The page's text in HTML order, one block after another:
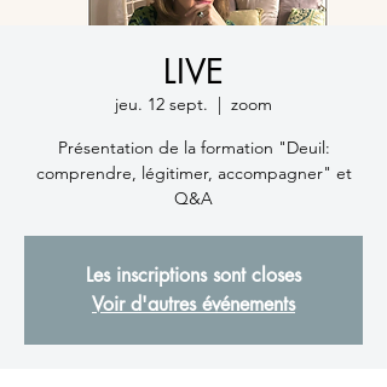
LIVE
jeu. 12 sept.
  |
zoom
Présentation de la formation "Deuil:
comprendre, légitimer, accompagner" et
Q&A
Les inscriptions sont closes
Voir d'autres événements